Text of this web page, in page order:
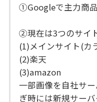
①Googleで主力商
②現在は3つのサイ
(1)メインサイト(カ
(2)楽天
(3)amazon
一部画像を自社サ
ぎ時には新規サーバ